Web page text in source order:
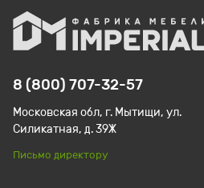
8 (800) 707-32-57
Московская обл, г. Мытищи, ул.
Силикатная, д. 39Ж
Письмо директору